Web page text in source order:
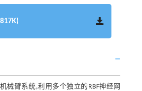
械臂系统,利用多个独立的RBF神经网